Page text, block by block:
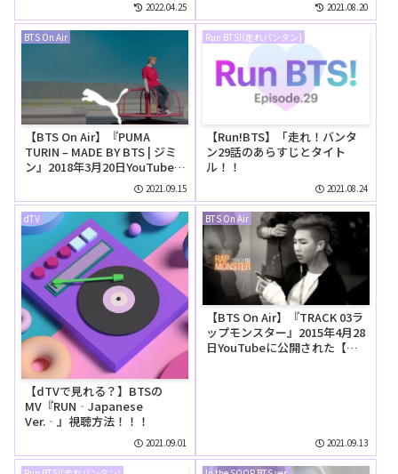
2022.04.25 2021.08.20
BTS On Air
【BTS On Air】『PUMA
TURIN – MADE BY BTS | ジミ
ン』2018年3月20日YouTubeに
2021.09.15
Run BTS!(走れバンタン)
【Run!BTS】「走れ！バンタ
ン29話のあらすじとタイト
ル！！
2021.08.24
dTV
【dTVで見れる？】BTSの
MV『RUN‐Japanese
Ver.‐』視聴方法！！！
2021.09.01
BTS On Air
【BTS On Air】『TRACK 03ラ
ップモンスター』2015年4月28
日YouTubeに公開された【動
2021.09.13